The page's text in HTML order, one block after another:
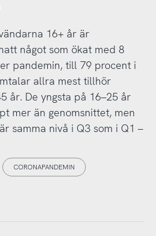
16+ år är
något som ökat med 8
pandemin, till 79 procent i
allra mest tillhör
år. De yngsta på 16–25 år
mer än genomsnittet, men
samma nivå i Q3 som i Q1 –
CORONAPANDEMIN